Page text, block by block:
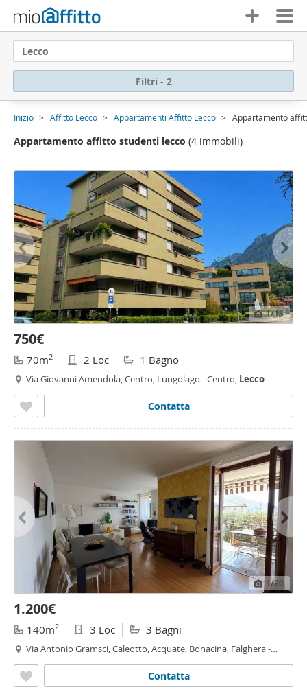
Lecco
Filtri - 2
Inizio Affitto Lecco Appartamenti Affitto Lecco Appartamento
Appartamento affitto studenti lecco (4 immobili)
1/13
750€
70m2 2 Loc 1 Bagno
Via Giovanni Amendola, Centro, Lungolago - Centro, Lecco
Contatta
1/20
1.200€
140m2 3 Loc 3 Bagni
Via Antonio Gramsci, Caleotto, Acquate, Bonacina, Falghera -
Contatta